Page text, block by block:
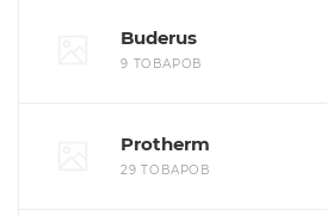
Buderus
9 ТОВАРОВ
Protherm
29 ТОВАРОВ